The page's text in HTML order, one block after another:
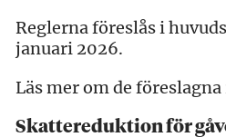
Reglerna föreslås i
januari 2026.
Läs mer om de
Skattereduktion för